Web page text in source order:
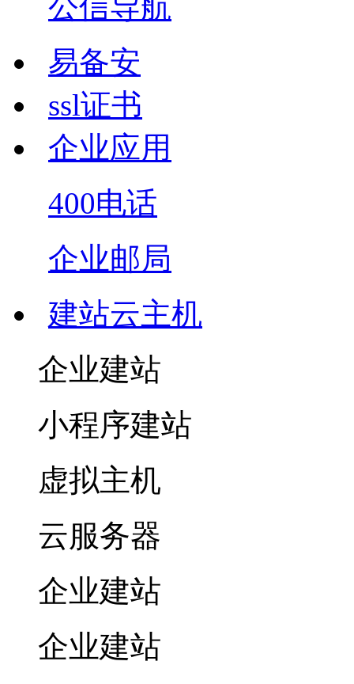
易备安
ssl证书
企业应用
400电话
企业邮局
建站云主机
企业建站
小程序建站
虚拟主机
云服务器
企业建站
企业建站